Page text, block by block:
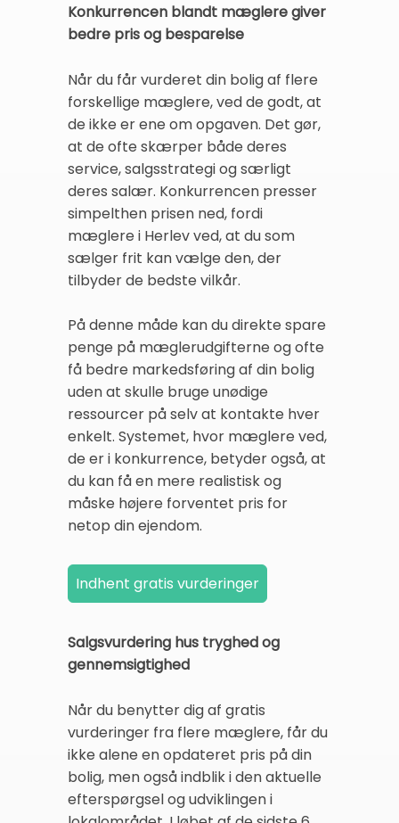
Konkurrencen blandt mæglere giver
bedre pris og besparelse
Når du får vurderet din bolig af flere
forskellige mæglere, ved de godt, at
de ikke er ene om opgaven. Det gør,
at de ofte skærper både deres
service, salgsstrategi og særligt
deres salær. Konkurrencen presser
simpelthen prisen ned, fordi
mæglere i Herlev ved, at du som
sælger frit kan vælge den, der
tilbyder de bedste vilkår.
På denne måde kan du direkte spare
penge på mæglerudgifterne og ofte
få bedre markedsføring af din bolig
uden at skulle bruge unødige
ressourcer på selv at kontakte hver
enkelt. Systemet, hvor mæglere ved,
de er i konkurrence, betyder også, at
du kan få en mere realistisk og
måske højere forventet pris for
netop din ejendom.
Salgsvurdering hus tryghed og
gennemsigtighed
Når du benytter dig af gratis
vurderinger fra flere mæglere, får du
ikke alene en opdateret pris på din
bolig, men også indblik i den aktuelle
efterspørgsel og udviklingen i